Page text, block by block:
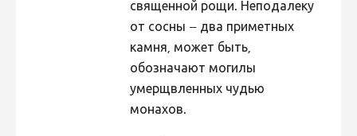
священной рощи. Неподалеку
от сосны – два приметных
камня, может быть,
обозначают могилы
умерщвленных чудью
монахов.